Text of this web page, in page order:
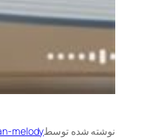
نوشته شده توسطmelody